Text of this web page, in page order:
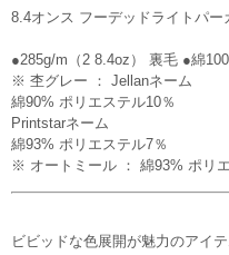
8.4オンス フーデッドライトパー
●285g/m（2 8.4oz） 裏毛 ●綿
※ 杢グレー ： Jellanネーム
綿90% ポリエステル10％
Printstarネーム
綿93% ポリエステル7％
※ オートミール ： 綿93% ポリ
ビビッドな色展開が魅力のアイ